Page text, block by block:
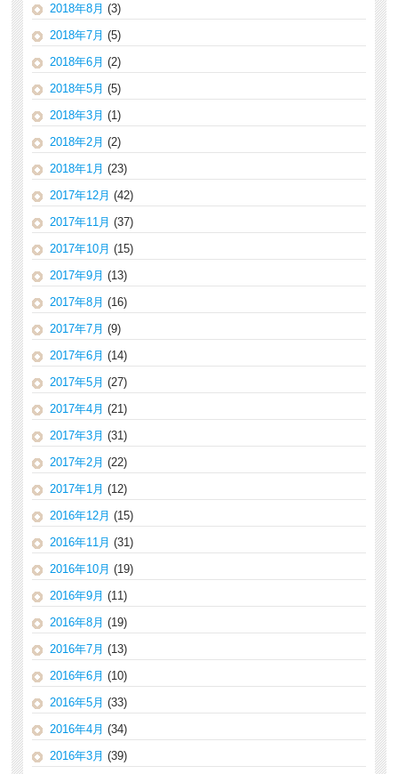
2018年8月 (3)
2018年7月 (5)
2018年6月 (2)
2018年5月 (5)
2018年3月 (1)
2018年2月 (2)
2018年1月 (23)
2017年12月 (42)
2017年11月 (37)
2017年10月 (15)
2017年9月 (13)
2017年8月 (16)
2017年7月 (9)
2017年6月 (14)
2017年5月 (27)
2017年4月 (21)
2017年3月 (31)
2017年2月 (22)
2017年1月 (12)
2016年12月 (15)
2016年11月 (31)
2016年10月 (19)
2016年9月 (11)
2016年8月 (19)
2016年7月 (13)
2016年6月 (10)
2016年5月 (33)
2016年4月 (34)
2016年3月 (39)